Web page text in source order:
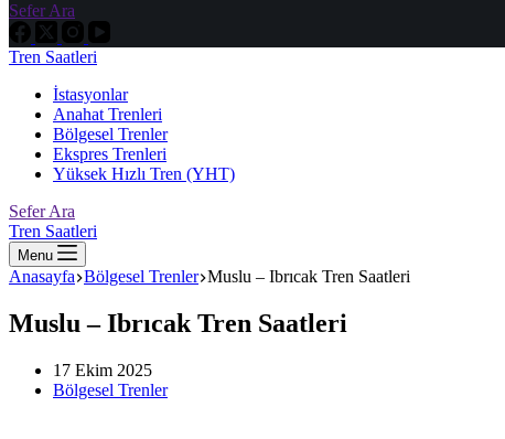
Sefer Ara
Tren Saatleri
İstasyonlar
Anahat Trenleri
Bölgesel Trenler
Ekspres Trenleri
Yüksek Hızlı Tren (YHT)
Sefer Ara
Tren Saatleri
Menu
Anasayfa Bölgesel Trenler Muslu – Ibrıcak Tren Saatleri
Muslu – Ibrıcak Tren Saatleri
17 Ekim 2025
Bölgesel Trenler